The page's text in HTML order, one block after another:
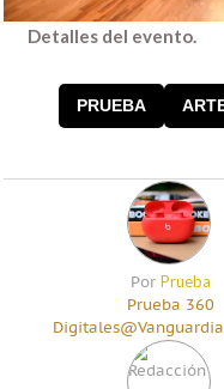
Detalles del evento.
PRUEBA
Por Prueba
Prueba 360